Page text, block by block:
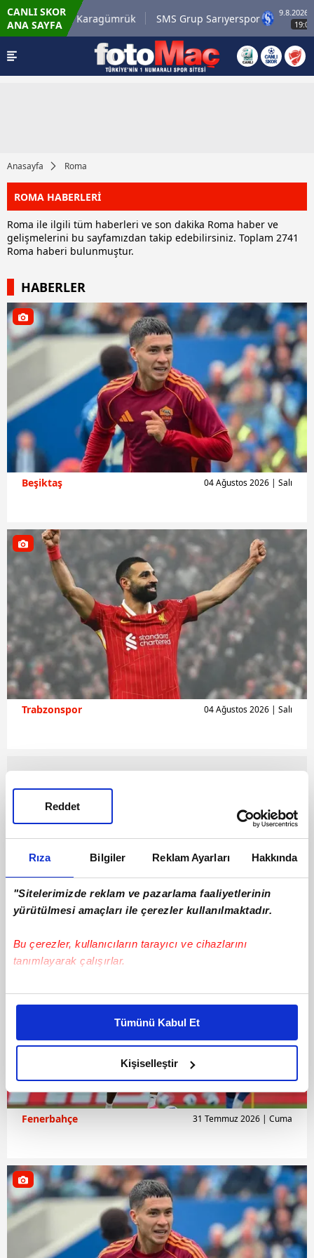
Rıza Bilgiler Reklam Ayarları Hakkında
"Sitelerimizde reklam ve pazarlama faaliyetlerinin
yürütülmesi amaçları ile çerezler kullanılmaktadır.
Bu çerezler, kullanıcıların tarayıcı ve cihazlarını
tanımlayarak çalışırlar.
Bu çerezlere izin vermeniz halinde sizlere özel
daha iyi reklam deneyimi yaşatabiliriz. Bunu yaparken
amacımızın size daha iyi bir reklam deneyimi sunmak
olduğunu ve sizlere en iyi içerikleri sunabilmek adına
elimizden gelen çabayı gösterdiğimizi ve bu noktada,
reklamların maliyetlerimizi karşılamak noktasında tek gelir
kalemimiz olduğunu sizlere hatırlatmak isteriz.
takdirde, kullanıcılara hedefli reklamlar
gösterilmeyecektir."
Sizlere daha iyi bir hizmet sunabilmek için İnternet
Sitemizde kendimize ve üçüncü kişilere ait çerezler
kullanılmaktadır. Bu çerezler vasıtasıyla çeşitli kişisel
Tümünü Kabul Et
Kişiselleştir
Reddet
CANLI SKOR
ANA SAYFAKaragümrük SMS Grup Sarıyerspor
9.8.2026 - Paz
19:00
Anasayfa Roma
ROMA HABERLERİ
Roma ile ilgili tüm haberleri ve son dakika Roma haber ve
gelişmelerini bu sayfamızdan takip edebilirsiniz. Toplam 2741
Roma haberi bulunmuştur.
HABERLER
Beşiktaş 04 Ağustos 2026 | Salı
Trabzonspor 04 Ağustos 2026 | Salı
Fenerbahçe 31 Temmuz 2026 | Cuma